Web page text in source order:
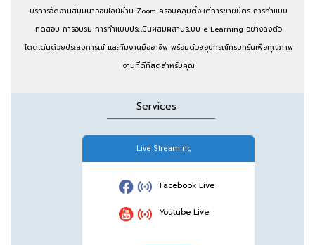
บริการจัดงานสัมมนาออนไลน์ผ่าน Zoom ครอบคลุมตั้งแต่การขายบัตร การทำแบบ
ทดสอบ การอบรม การทำแบบประเมินผสมผสานระบบ e-Learning อย่างลงตัว
โดดเด่นด้วยประสบการณ์ และทีมงานมืออาชีพ พร้อมด้วยอุปกรณ์ครบครันเพื่อคุณภาพ
งานที่ดีที่สุดสำหรับคุณ
Youtube Live
Facebook Live
Live Streaming
Services